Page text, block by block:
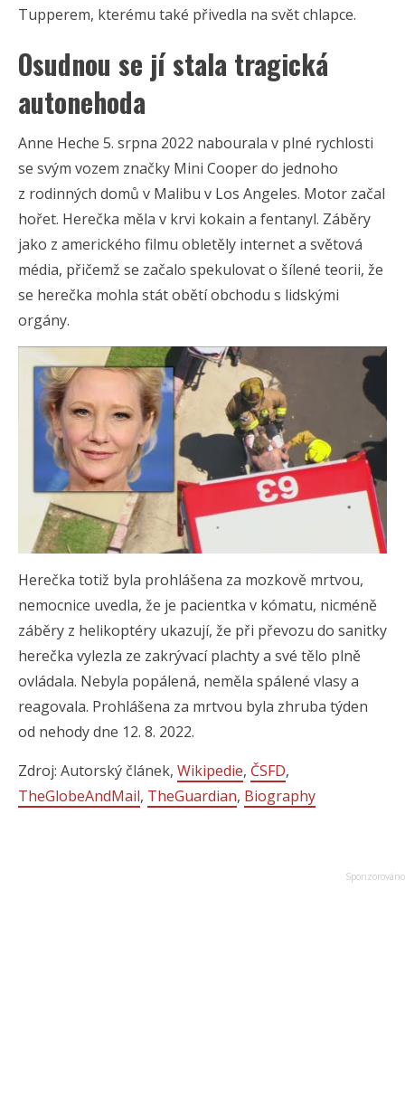
Tupperem, kterému také přivedla na svět chlapce.
Osudnou se jí stala tragická
autonehoda
Anne Heche 5. srpna 2022 nabourala v plné rychlosti
se svým vozem značky Mini Cooper do jednoho
z rodinných domů v Malibu v Los Angeles. Motor začal
hořet. Herečka měla v krvi kokain a fentanyl. Záběry
jako z amerického filmu obletěly internet a světová
média, přičemž se začalo spekulovat o šílené teorii, že
se herečka mohla stát obětí obchodu s lidskými
orgány.
Herečka totiž byla prohlášena za mozkově mrtvou,
nemocnice uvedla, že je pacientka v kómatu, nicméně
záběry z helikoptéry ukazují, že při převozu do sanitky
herečka vylezla ze zakrývací plachty a své tělo plně
ovládala. Nebyla popálená, neměla spálené vlasy a
reagovala. Prohlášena za mrtvou byla zhruba týden
od nehody dne 12. 8. 2022.
Zdroj: Autorský článek, Wikipedie, ČSFD,
TheGlobeAndMail, TheGuardian, Biography